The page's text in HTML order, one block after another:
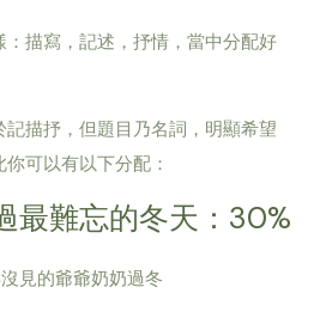
描寫，記述，抒情，當中分配好
描抒，但題目乃名詞，明顯希望
可以有以下分配：
最難忘的冬天：30%
見的爺爺奶奶過冬